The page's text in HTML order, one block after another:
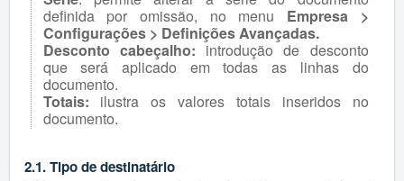
definida por omissão, no menu Empresa >
Configurações > Definições Avançadas.
Desconto cabeçalho: introdução de desconto
que será aplicado em todas as linhas do
documento.
Totais: ilustra os valores totais inseridos no
documento.
2.1. Tipo de destinatário